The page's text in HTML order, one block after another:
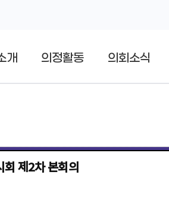
개 의정활동 의회소식
제2차 본회의